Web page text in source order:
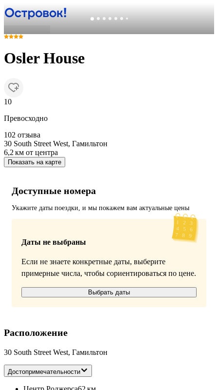
Osler House
10
Превосходно
102 отзыва
30 South Street West, Гамильтон
6,2 км от центра
Показать на карте
Доступные номера
Укажите даты поездки, и мы покажем вам актуальные цены
Даты не выбраны
Если не знаете конкретные даты, выберите
примерные числа, чтобы сориентироваться по цене.
Выбрать даты
Расположение
30 South Street West, Гамильтон
Достопримечательности